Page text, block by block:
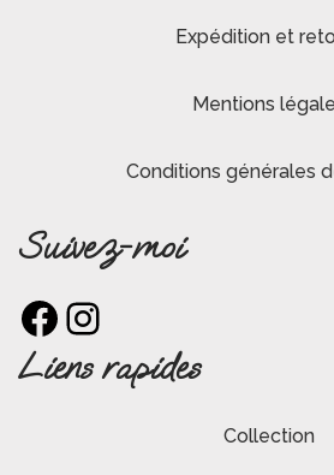
Expédition et
Mentions
Conditions générales
Suivez-moi
Facebook Instagram
Liens rapides
Collection